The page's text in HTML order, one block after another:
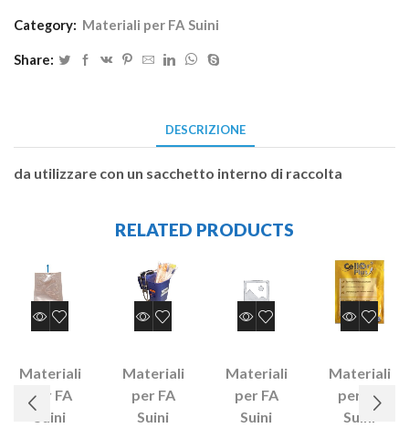
Category: Materiali per FA Suini
Share:
DESCRIZIONE
da utilizzare con un sacchetto interno di raccolta
RELATED PRODUCTS
Materiali
per FA
Suini
Materiali
per FA
Suini
Materiali
per FA
Suini
Materiali
per FA
Suini